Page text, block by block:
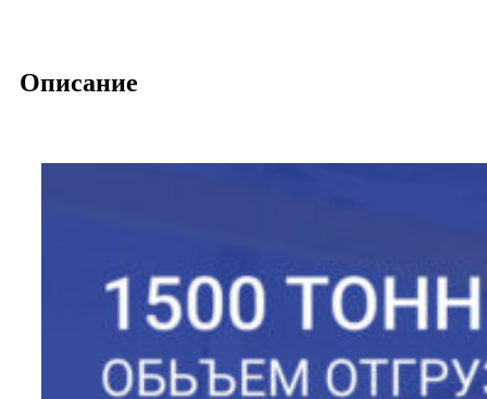
Описание